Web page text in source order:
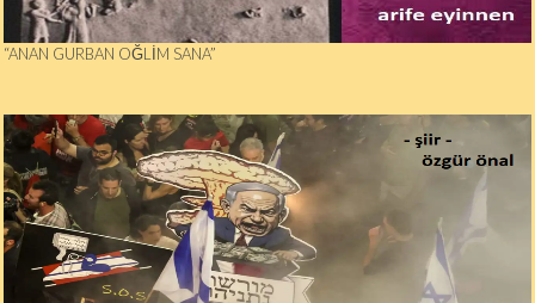
“ANAN GURBAN OĞLIM SANA”